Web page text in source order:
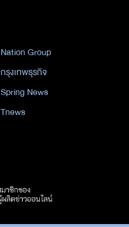
Nation Group
กรุงเทพธุรกิจ
Spring News
Tnews